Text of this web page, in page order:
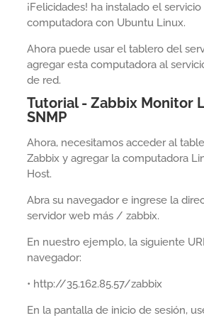
¡Felicidades! ha instalado el
computadora con Ubuntu Linux.
Ahora puede usar el tablero del
agregar esta computadora al
de red.
Tutorial - Zabbix Monitor
SNMP
Ahora, necesitamos acceder al
Zabbix y agregar la computadora
Host.
Abra su navegador e ingrese la
servidor web más / zabbix.
En nuestro ejemplo, la siguiente
navegador:
• http://35.162.85.57/zabbix
En la pantalla de inicio de sesión,